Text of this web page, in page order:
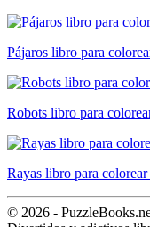
Pájaros libro para
Robots libro para
Rayas libro para colorear
© 2026 -